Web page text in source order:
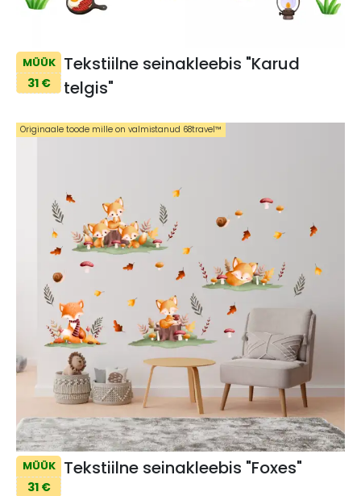
MÜÜK
31 €
Tekstiilne seinakleebis "Karud
telgis"
MÜÜK
31 €
Tekstiilne seinakleebis "Foxes"
Originaale toode mille on valmistanud 68travel™️